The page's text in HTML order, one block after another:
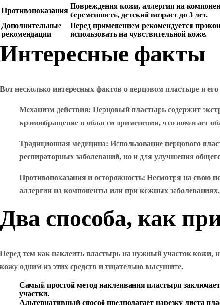
Противопоказания
Повреждения кожи, аллергия на
беременность, детский возраст до 3 лет.
Дополнительные
рекомендации
Перед применением рекомендуется
использовать на чувствительной коже.
Интересные факты
Вот несколько интересных фактов о перцовом пластыре и
Механизм действия: Перцовый пластырь содержит
кровообращение в области применения, что помогает
Традиционная медицина: Использование перцового
респираторных заболеваний, но и для улучшения
Противопоказания и осторожность: Несмотря на свою
аллергии на компоненты или при кожных
Два способа, как
Перед тем как наклеить пластырь на нужный участок кожи,
кожу одним из этих средств и тщательно высушите.
Самый простой метод наклеивания пластыря
участки.
Альтернативный способ предполагает нарезку листа